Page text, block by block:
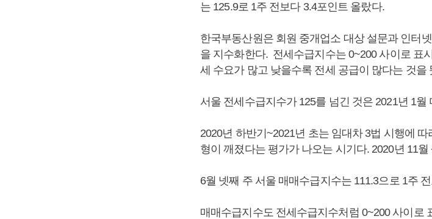
는 125.9로 1주 전보다 3.4포인트 올랐다.
한국부동산원은 회원 중개업소 대상 설문과 인터
을 지수화한다. 전세수급지수는 0~200 사이로 표
세 수요가 많고 낮을수록 전세 공급이 많다는 것을
서울 전세수급지수가 125를 넘긴 것은 2021년 1월
2020년 하반기~2021년 초는 임대차 3법 시행에
형이 깨졌다는 평가가 나오는 시기다. 2020년 11
6월 넷째 주 서울 매매수급지수는 111.3으로 1주
매매수급지수도 전세수급지수처럼 0~200 사이로